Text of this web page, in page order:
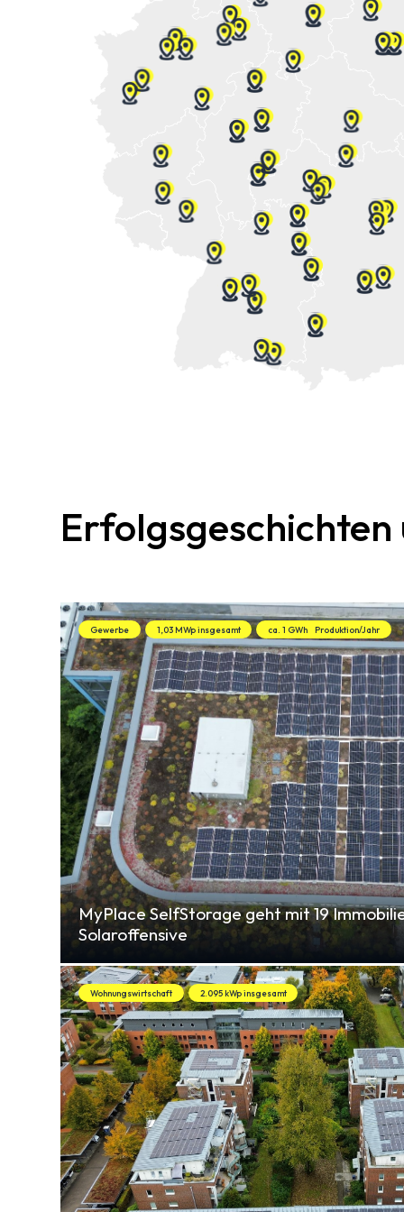
Gewerbe 1,03 MWp insgesamt ca. 1 GWh Produktion/Jahr
MyPlace SelfStorage geht mit 19
Solaroffensive
Wohnungswirtschaft 2.095 kWp insgesamt